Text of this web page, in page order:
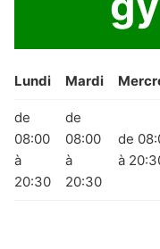
Lundi Mardi
de
08:00
à
20:30
de
08:00
à
20:30
de
à